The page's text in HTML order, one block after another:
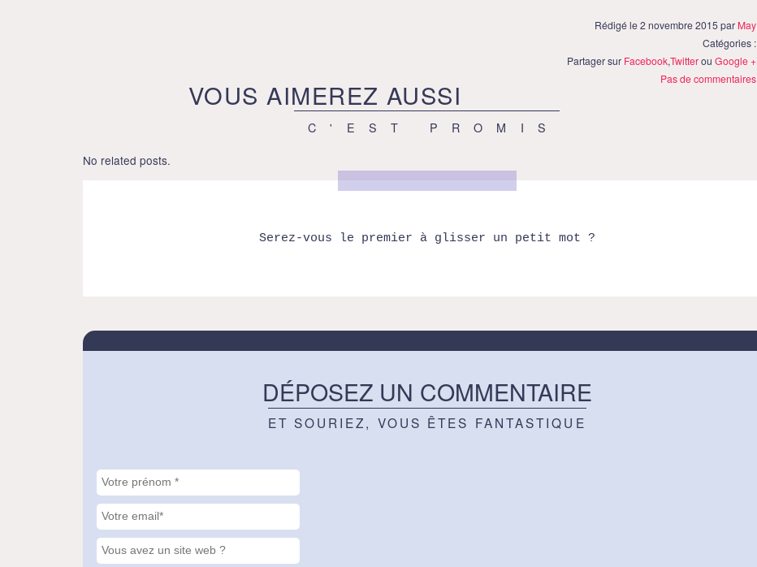
Rédigé le 2 novembre 2015 par May
Catégories :
Partager sur Facebook,TwitterouGoogle +
Pas de commentaires
VOUS AIMEREZ AUSSI
C'EST PROMIS
No related posts.
Serez-vous le premier à glisser un petit mot ?
DÉPOSEZ UN COMMENTAIRE
ET SOURIEZ, VOUS ÊTES FANTASTIQUE